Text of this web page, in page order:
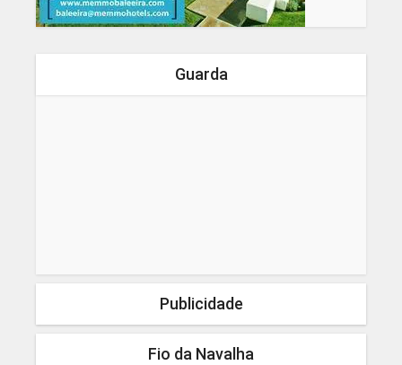
Guarda
Publicidade
Fio da Navalha